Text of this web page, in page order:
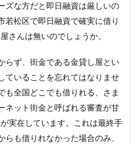
ズな方だと即日融資は厳しいの
若松区で即日融資で確実に借り
さんは無いのでしょうか。
らず、街金である金貸し屋とい
ていることを忘れてはなりませ
も全国どこでも借りれる、さま
ネット街金と呼ばれる審査が甘
実在しています。これは最終手
も借りれなかった場合のみ、